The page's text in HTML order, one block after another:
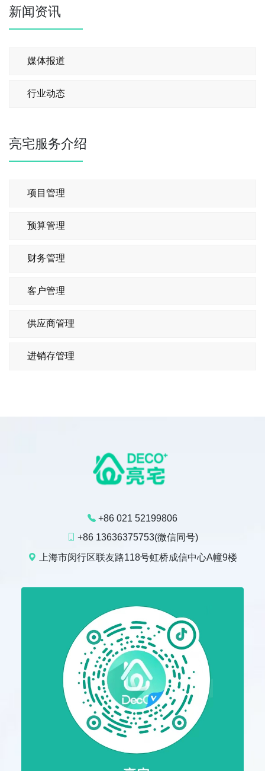
新闻资讯
媒体报道
行业动态
亮宅服务介绍
项目管理
预算管理
财务管理
客户管理
供应商管理
进销存管理
+86 021 52199806
+86 13636375753(微信同号)
上海市闵行区联友路118号虹桥成信中心A幢9楼